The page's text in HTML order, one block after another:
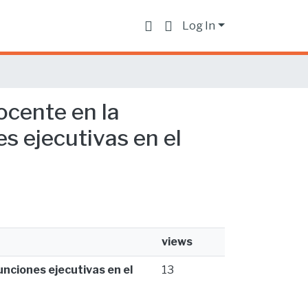
Log In
en la
ejecutivas en el
views
ejecutivas en el 13